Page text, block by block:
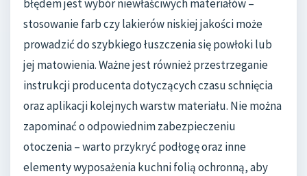
błędem jest wybór niewłaściwych materiałów –
stosowanie farb czy lakierów niskiej jakości może
prowadzić do szybkiego łuszczenia się powłoki lub
jej matowienia. Ważne jest również przestrzeganie
instrukcji producenta dotyczących czasu schnięcia
oraz aplikacji kolejnych warstw materiału. Nie można
zapominać o odpowiednim zabezpieczeniu
otoczenia – warto przykryć podłogę oraz inne
elementy wyposażenia kuchni folią ochronną, aby